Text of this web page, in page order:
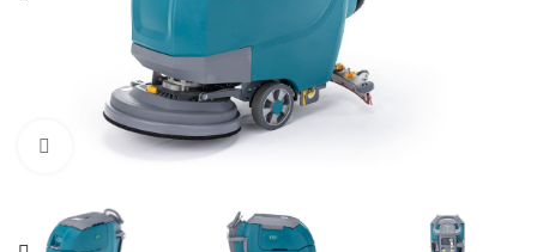
Нажмите, чтобы увеличить